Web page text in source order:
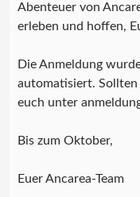
Abenteuer von
erleben und hoffen,
Die Anmeldung
automatisiert.
euch unter
Bis zum Oktober,
Euer Ancarea-Team